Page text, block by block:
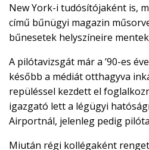
New York-i tudósítójaként is,
című bűnügyi magazin
bűnesetek helyszíneire
A pilótavizsgát már a ’90-es
később a médiát otthagyva
repüléssel kezdett el
igazgató lett a légügyi
Airportnál, jelenleg pedig
Miután régi kollégaként